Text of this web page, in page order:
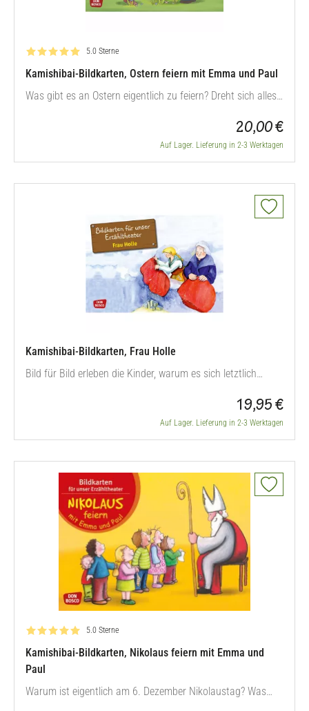
Bewertung: 5.0 von 5
5.0 Sterne
Kamishibai-Bildkarten, Ostern feiern mit Emma und Paul
Was gibt es an Ostern eigentlich zu feiern? Dreht sich alles
wollen wissen, was hinter dem Fest steckt, das auch im
Kindergarten geplant und vorbereitet wird. Mit den
Bildkarten erfahren die Kinder das alles innerhalb der
20,00 €
Auf Lager. Lieferung in 2-3 Werktagen
Kamishibai-Bildkarten, Frau Holle
Bild für Bild erleben die Kinder, warum es sich letztlich
insbesondere aufgeschüttelte Betten stehen und was es
mit der Gold- und der Pech-Marie auf sich hat, erfahren die
19,95 €
Auf Lager. Lieferung in 2-3 Werktagen
Bewertung: 5.0 von 5
5.0 Sterne
Kamishibai-Bildkarten, Nikolaus feiern mit Emma und
Paul
Warum ist eigentlich am 6. Dezember Nikolaustag? Was